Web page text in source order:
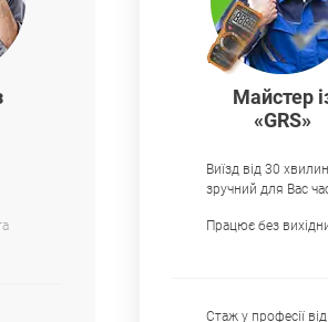
Майстер
«GRS»
Виїзд від 30
зручний для Вас
Працює без
Стаж у професії